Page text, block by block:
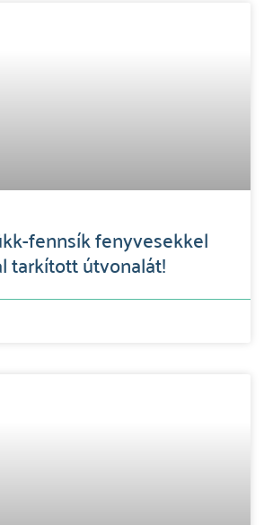
fennsík fenyvesekkel
tarkított útvonalát!